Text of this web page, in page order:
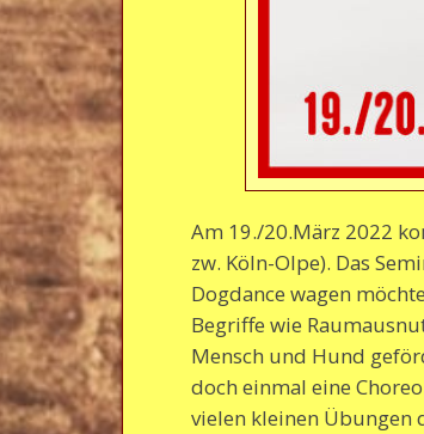
Am 19./20.März 2022
zw. Köln-Olpe). Das
Dogdance wagen
Begriffe wie
Mensch und Hund
doch einmal eine
vielen kleinen Übungen